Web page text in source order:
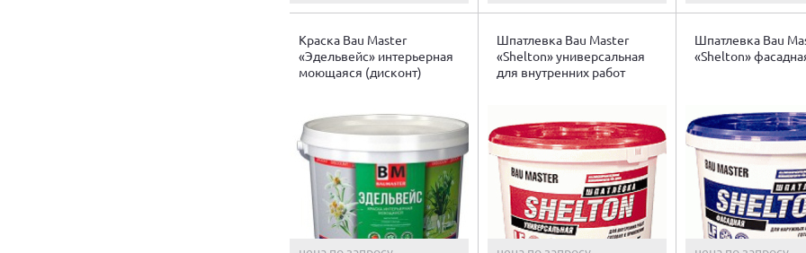
Краска Bau Master
«Эдельвейс» интерьерная
моющаяся (дисконт)
Шпатлевка Bau Master
«Shelton» универсальная
для внутренних работ
Шпатлевка Bau
«Shelton»